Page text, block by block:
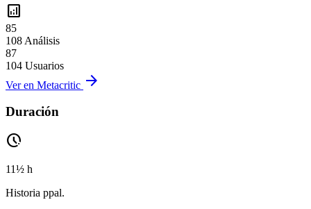
analytics
85
108 Análisis
87
104 Usuarios
Ver en Metacritic arrow_forward
Duración
pace
11½ h
Historia ppal.